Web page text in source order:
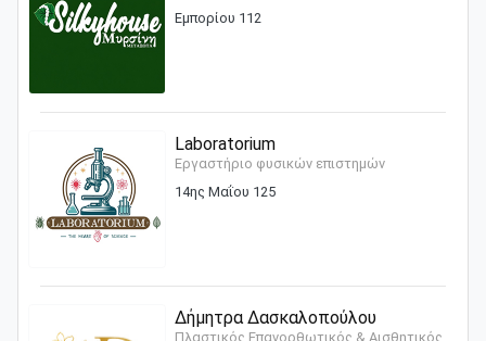
Εμπορίου 112
Laboratorium
Εργαστήριο φυσικών επιστημών
14ης Μαΐου 125
Δήμητρα Δασκαλοπούλου
Πλαστικός Επανορθωτικός & Αισθητικός